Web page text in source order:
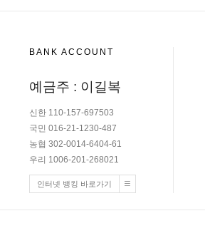
BANK ACCOUNT
예금주 : 이길복
신한 110-157-697503
국민 016-21-1230-487
농협 302-0014-6404-61
우리 1006-201-268021
인터넷 뱅킹 바로가기